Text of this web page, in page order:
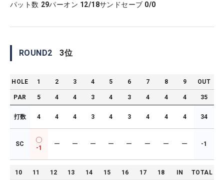
パット数 29パーオン 12/18サンドセーブ 0/0
ROUND2 3位
HOLE 1 2 3 4 5 6 7 8 9 OUT
PAR 5 4 4 3 4 3 4 4 4 35
打数 4 4 4 3 4 3 4 4 4 34
SC
-1
ー ー ー ー ー ー ー ー -1
10 11 12 13 14 15 16 17 18 IN TOTAL